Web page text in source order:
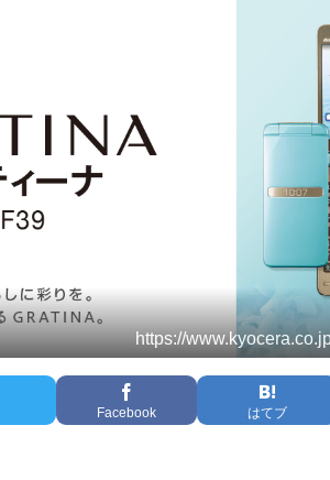
https://
Facebook はてブ